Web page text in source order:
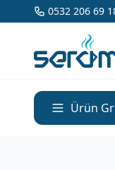
0532 206 69
Ürün